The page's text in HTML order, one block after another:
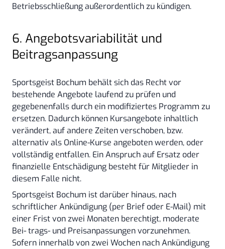
Betriebsschließung außerordentlich zu kündigen.
6. Angebotsvariabilität und
Beitragsanpassung
Sportsgeist Bochum behält sich das Recht vor
bestehende Angebote laufend zu prüfen und
gegebenenfalls durch ein modifiziertes Programm zu
ersetzen. Dadurch können Kursangebote inhaltlich
verändert, auf andere Zeiten verschoben, bzw.
alternativ als Online-Kurse angeboten werden, oder
vollständig entfallen. Ein Anspruch auf Ersatz oder
finanzielle Entschädigung besteht für Mitglieder in
diesem Falle nicht.
Sportsgeist Bochum ist darüber hinaus, nach
schriftlicher Ankündigung (per Brief oder E-Mail) mit
einer Frist von zwei Monaten berechtigt, moderate
Bei- trags- und Preisanpassungen vorzunehmen.
Sofern innerhalb von zwei Wochen nach Ankündigung